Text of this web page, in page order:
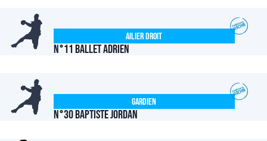
N°11 BALLET Adrien
Ailier Droit
N°30 BAPTISTE Jordan
Gardien